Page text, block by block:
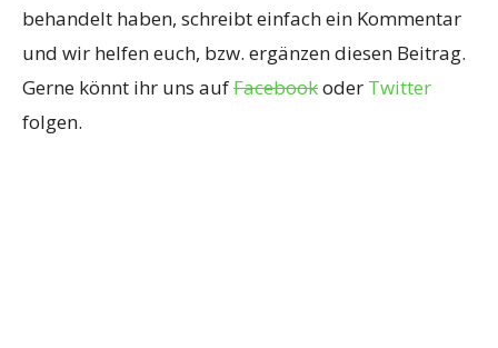
behandelt haben, schreibt einfach ein Kommentar
und wir helfen euch, bzw. ergänzen diesen Beitrag.
Gerne könnt ihr uns aufFacebookoder Twitter
folgen.